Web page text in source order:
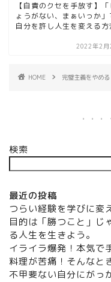
【自責のクセを手放す】「
ょうがない、まぁいっか」
自分を許し人生を変える方
2022年2月
HOME 完璧主義をやめる
検索
最近の投稿
つらい経験を学びに変
目的は「勝つこと」じ
る人生を生きよう。
イライラ爆発！本気で
料理が苦痛！そんなと
不甲斐ない自分にがっ